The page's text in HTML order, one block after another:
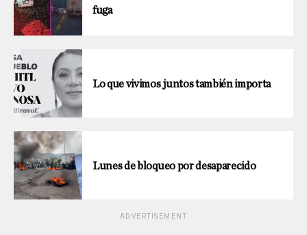
fuga
Lo que vivimos juntos también importa
Lunes de bloqueo por desaparecido
ADVERTISEMENT